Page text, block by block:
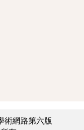
術網路第六版